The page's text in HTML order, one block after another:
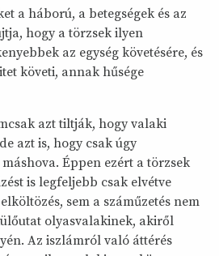
a háború, a betegségek és az
hogy a törzsek ilyen
az egység követésére, és
követi, annak hűsége
azt tiltják, hogy valaki
azt is, hogy csak úgy
Éppen ezért a törzsek
is legfeljebb csak elvétve
sem a száműzetés nem
olyasvalakinek, akiről
Az iszlámról való áttérés